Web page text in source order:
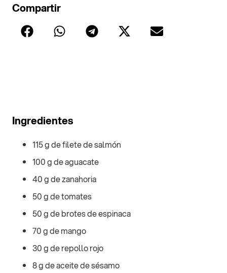
Compartir
Ingredientes
115 g de filete de salmón
100 g de aguacate
40 g de zanahoria
50 g de tomates
50 g de brotes de espinaca
70 g de mango
30 g de repollo rojo
8 g de aceite de sésamo